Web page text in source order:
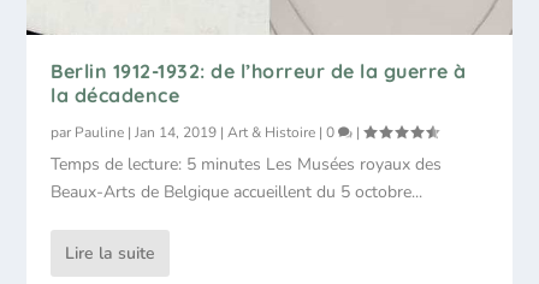
Berlin 1912-1932: de l’horreur de la guerre à
la décadence
par Pauline |Jan 14, 2019 |Art & Histoire |0 |
Temps de lecture: 5 minutes Les Musées royaux des
Beaux-Arts de Belgique accueillent du 5 octobre...
Lire la suite